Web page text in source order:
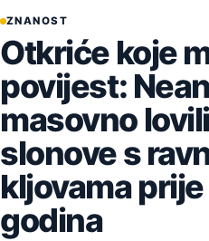
ZNANOST
Otkriće koje
povijest:
masovno
slonove s
kljovama
godina